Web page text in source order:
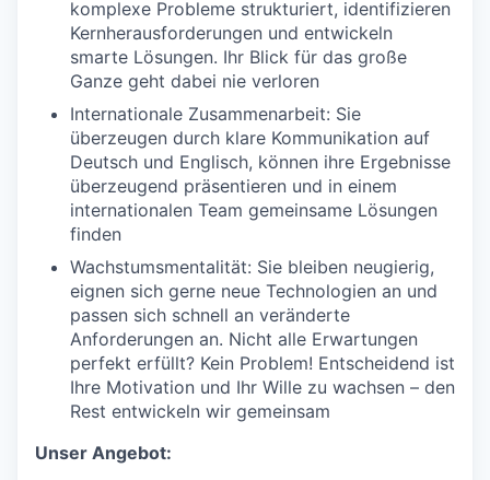
komplexe Probleme strukturiert, identifizieren
Kernherausforderungen und entwickeln
smarte Lösungen. Ihr Blick für das große
Ganze geht dabei nie verloren
Internationale Zusammenarbeit: Sie
überzeugen durch klare Kommunikation auf
Deutsch und Englisch, können ihre Ergebnisse
überzeugend präsentieren und in einem
internationalen Team gemeinsame Lösungen
finden
Wachstumsmentalität: Sie bleiben neugierig,
eignen sich gerne neue Technologien an und
passen sich schnell an veränderte
Anforderungen an. Nicht alle Erwartungen
perfekt erfüllt? Kein Problem! Entscheidend ist
Ihre Motivation und Ihr Wille zu wachsen – den
Rest entwickeln wir gemeinsam
Unser Angebot: